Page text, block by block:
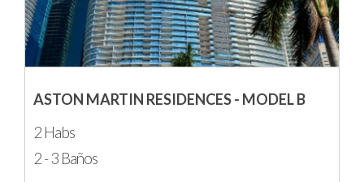
ASTON MARTIN RESIDENCES - MODEL B
2 Habs
2 - 3 Baños